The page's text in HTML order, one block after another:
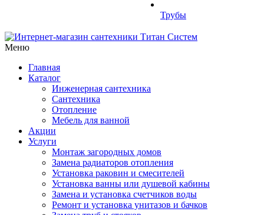
Трубы
Меню
Главная
Каталог
Инженерная сантехника
Сантехника
Отопление
Мебель для ванной
Акции
Услуги
Монтаж загородных домов
Замена радиаторов отопления
Установка раковин и смесителей
Установка ванны или душевой кабины
Замена и установка счетчиков воды
Ремонт и установка унитазов и бачков